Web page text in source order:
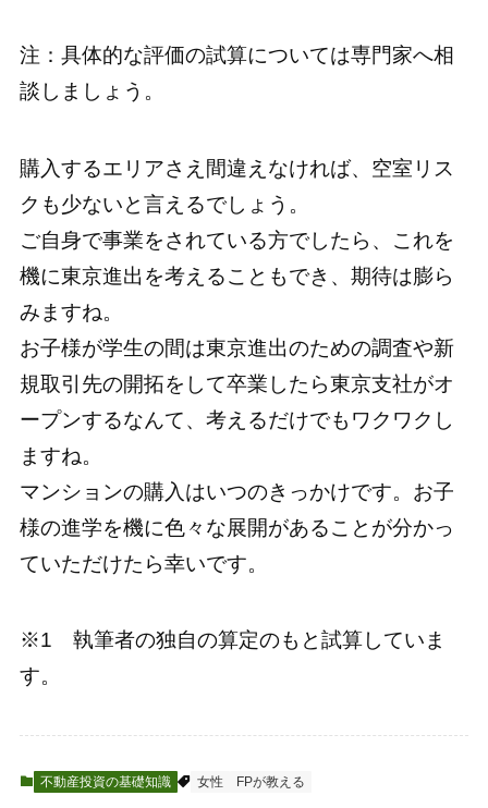
注：具体的な評価の試算については専門家へ相
談しましょう。
購入するエリアさえ間違えなければ、空室リス
クも少ないと言えるでしょう。
ご自身で事業をされている方でしたら、これを
機に東京進出を考えることもでき、期待は膨ら
みますね。
お子様が学生の間は東京進出のための調査や新
規取引先の開拓をして卒業したら東京支社がオ
ープンするなんて、考えるだけでもワクワクし
ますね。
マンションの購入はいつのきっかけです。お子
様の進学を機に色々な展開があることが分かっ
ていただけたら幸いです。
※1 執筆者の独自の算定のもと試算していま
す。
不動産投資の基礎知識 女性 FPが教える